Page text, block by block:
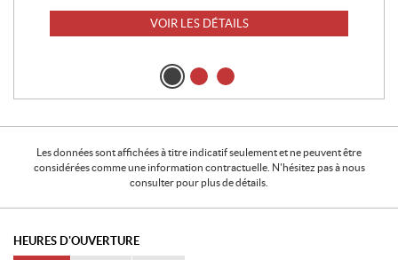
VOIR LES DÉTAILS
Les données sont affichées à titre indicatif seulement et ne peuvent être
considérées comme une information contractuelle. N'hésitez pas à nous
consulter pour plus de détails.
HEURES D'OUVERTURE